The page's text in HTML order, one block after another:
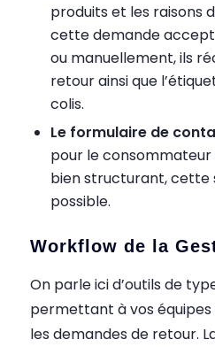
produits et les raisons
cette demande
ou manuellement, ils
retour ainsi que
colis.
Le formulaire de
pour le
bien structurant, cette
possible.
Workflow de la
On parle ici d’outils de
permettant à vos
les demandes de retour.